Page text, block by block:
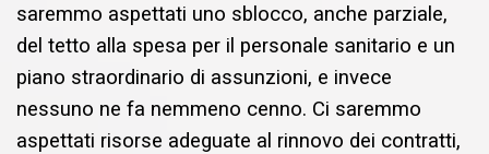
saremmo aspettati uno sblocco, anche parziale,
del tetto alla spesa per il personale sanitario e un
piano straordinario di assunzioni, e invece
nessuno ne fa nemmeno cenno. Ci saremmo
aspettati risorse adeguate al rinnovo dei contratti,